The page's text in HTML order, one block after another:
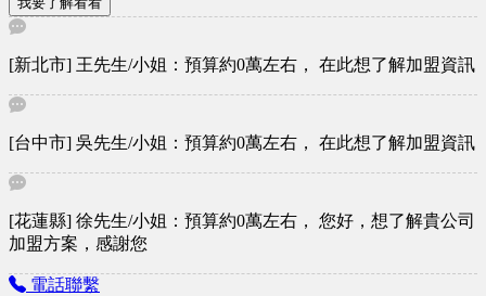
[新北市] 王先生/小姐：預算約0萬左右， 在此想了解加盟資訊
[台中市] 吳先生/小姐：預算約0萬左右， 在此想了解加盟資訊
[花蓮縣] 徐先生/小姐：預算約0萬左右， 您好，想了解貴公司
加盟方案，感謝您
電話聯繫